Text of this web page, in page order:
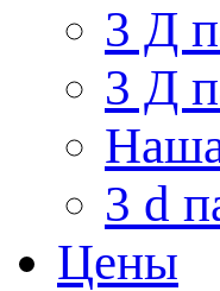
3 Д
3 Д
3 d
Цены